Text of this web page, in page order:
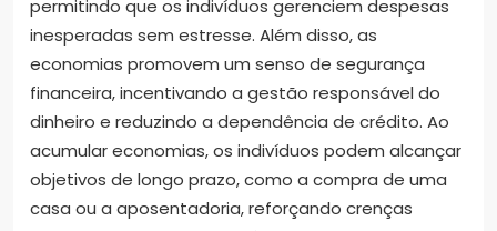
permitindo que os indivíduos gerenciem despesas
inesperadas sem estresse. Além disso, as
economias promovem um senso de segurança
financeira, incentivando a gestão responsável do
dinheiro e reduzindo a dependência de crédito. Ao
acumular economias, os indivíduos podem alcançar
objetivos de longo prazo, como a compra de uma
casa ou a aposentadoria, reforçando crenças